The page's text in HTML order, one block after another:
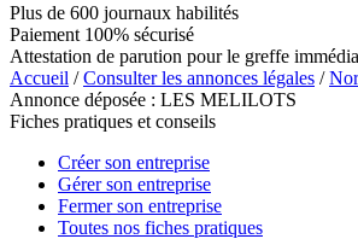
Plus de 600 journaux habilités
Paiement 100% sécurisé
Attestation de parution pour le greffe
Accueil /Consulter les annonces légales /
Annonce déposée : LES MELILOTS
Fiches pratiques et conseils
Créer son entreprise
Gérer son entreprise
Fermer son entreprise
Toutes nos fiches pratiques